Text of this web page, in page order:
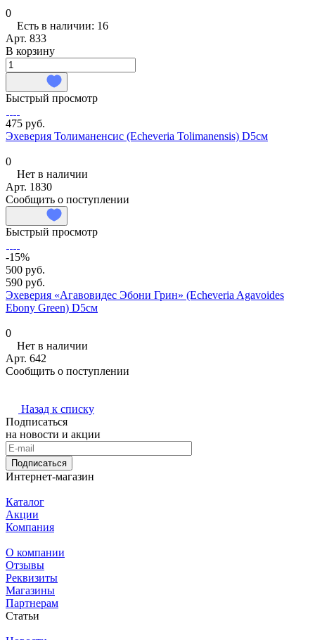
0
Есть в наличии: 16
Арт. 833
В корзину
Быстрый просмотр
475 руб.
Эхеверия Толиманенсис (Echeveria Tolimanensis) D5см
0
Нет в наличии
Арт. 1830
Сообщить о поступлении
Быстрый просмотр
-15%
500 руб.
590 руб.
Эхеверия «Агавовидес Эбони Грин» (Echeveria Agavoides
Ebony Green) D5см
0
Нет в наличии
Арт. 642
Сообщить о поступлении
Назад к списку
Подписаться
на новости и акции
Подписаться
Интернет-магазин
Каталог
Акции
Компания
О компании
Отзывы
Реквизиты
Магазины
Партнерам
Статьи